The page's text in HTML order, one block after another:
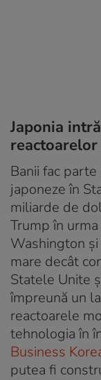
Japonia
Banii fac
japoneze în
miliarde de
Trump în
Washington
mare decât
Statele Unite
împreună un
reactoarele
tehnologia în
Business
putea fi